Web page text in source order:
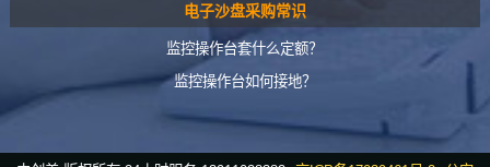
电子沙盘采购常识
监控操作台套什么定额？
监控操作台如何接地？